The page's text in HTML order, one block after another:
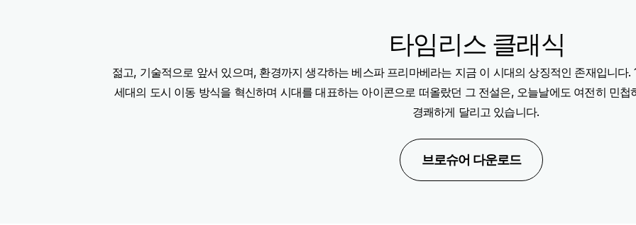
타임리스 클래식
젊고, 기술적으로 앞서 있으며, 환경까지 생각하는 베스파 프리마베라는 지금 이 시대의 상징적인 존재입니다.
세대의 도시 이동 방식을 혁신하며 시대를 대표하는 아이콘으로 떠올랐던 그 전설은, 오늘날에도 여전히 민
경쾌하게 달리고 있습니다.
브로슈어 다운로드